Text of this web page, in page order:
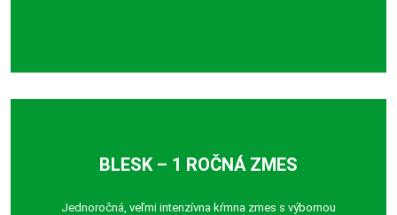
BLESK – 1 ROČNÁ ZMES
Jednoročná, veľmi intenzívna kŕmna zmes s výbornou